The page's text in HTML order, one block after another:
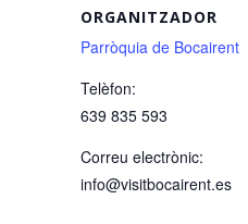
ORGANITZADOR
Parròquia de Bocairent
Telèfon:
639 835 593
Correu electrònic:
info@visitbocairent.es